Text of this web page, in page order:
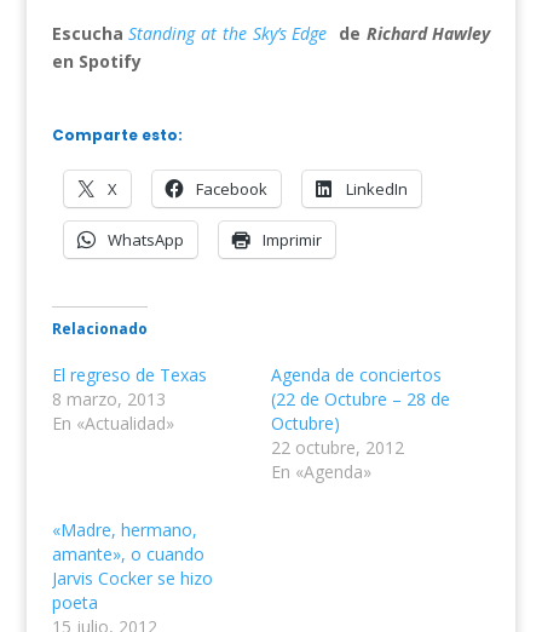
Escucha Standing at the Sky’s Edge de Richard Hawley
en Spotify
Comparte esto:
X Facebook LinkedIn
WhatsApp Imprimir
Relacionado
El regreso de Texas
8 marzo, 2013
En «Actualidad»
Agenda de conciertos
(22 de Octubre – 28 de
Octubre)
22 octubre, 2012
En «Agenda»
«Madre, hermano,
amante», o cuando
Jarvis Cocker se hizo
poeta
15 julio, 2012